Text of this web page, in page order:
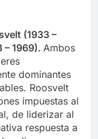
(1933 –
– 1969). Ambos
dominantes
Roosvelt
impuestas al
de liderizar al
respuesta a